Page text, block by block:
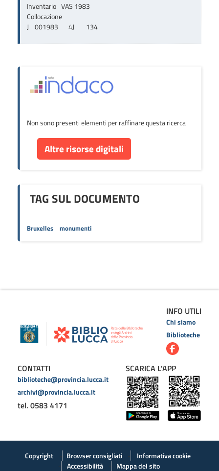
Inventario VAS 1983
Collocazione
J    001983       4J        134
Non sono presenti elementi per raffinare questa ricerca
Altre risorse digitali
TAG SUL DOCUMENTO
Bruxelles monumenti
INFO UTILI
Chi siamo
Biblioteche
CONTATTI
biblioteche@provincia.lucca.it
archivi@provincia.lucca.it
tel. 0583 4171
SCARICA L'APP
Copyright Browser consigliati
Informativa cookie
Accessibilità
Mappa del sito